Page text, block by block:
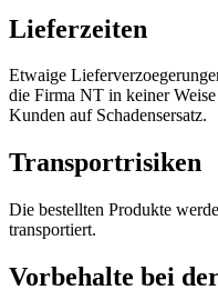
Lieferzeiten
Etwaige
die Firma NT in keiner
Kunden auf Schadensersatz.
Transportrisiken
Die bestellten Produkte
transportiert.
Vorbehalte bei